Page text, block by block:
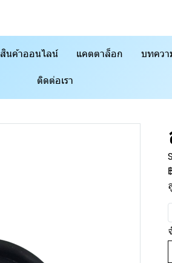
สินค้าออนไลน์ แคตตาล็อก บทควา
ติดต่อเรา